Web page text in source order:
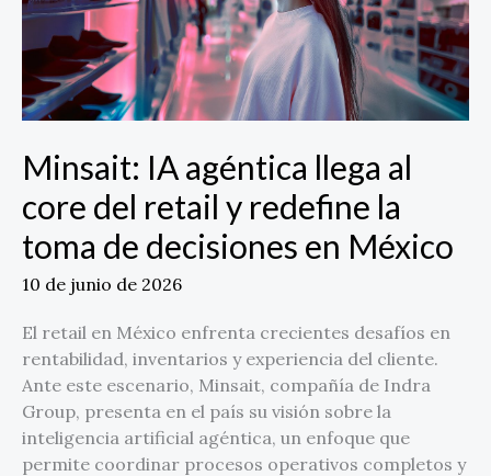
Minsait: IA agéntica llega al
core del retail y redefine la
toma de decisiones en México
10 de junio de 2026
El retail en México enfrenta crecientes desafíos en
rentabilidad, inventarios y experiencia del cliente.
Ante este escenario, Minsait, compañía de Indra
Group, presenta en el país su visión sobre la
inteligencia artificial agéntica, un enfoque que
permite coordinar procesos operativos completos y
core
retail
y
redefine
toma
de
decisiones
en
México